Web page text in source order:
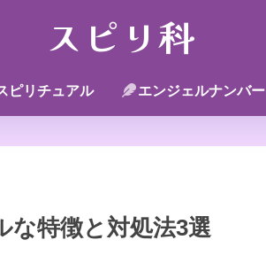
スピリ科
ピリチュアル エンジェルナンバー
な特徴と対処法3選